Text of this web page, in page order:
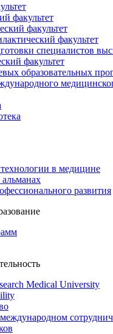
факультет
факультет
факультет
специалистов
факультет
образовательных
в медицине
развития
Medical University